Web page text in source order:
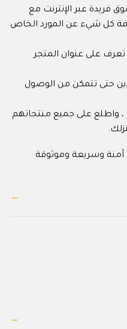
عبر الإنترنت مع
كل شيء عن المورد الخاص
تعرف على عنوان المتجر
حتى تتمكن من الوصول
واطلع على جميع منتجاتهم
آمنة وسريعة وموثوقة